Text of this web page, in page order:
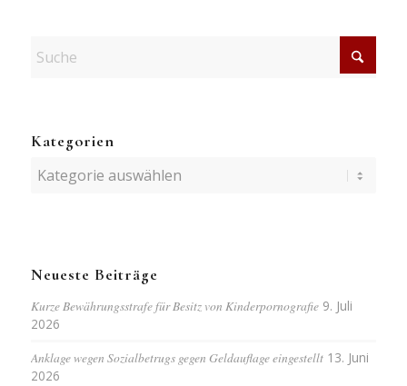
Kategorien
Kategorien
Neueste Beiträge
Kurze Bewährungsstrafe für Besitz von Kinderpornografie 9. Juli
2026
Anklage wegen Sozialbetrugs gegen Geldauflage eingestellt 13. Juni
2026